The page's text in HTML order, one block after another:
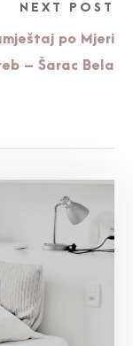
NEXT POST
po Mjeri
– Šarac Bela